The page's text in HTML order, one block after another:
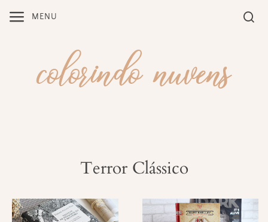
MENU
Terror Clássico